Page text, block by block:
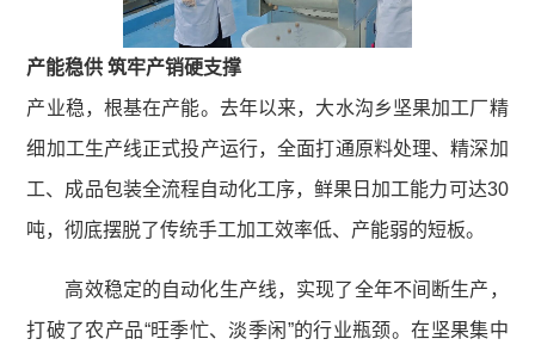
产能稳供 筑牢产销硬支撑
产业稳，根基在产能。去年以来，大水沟乡坚果加工厂精
细加工生产线正式投产运行，全面打通原料处理、精深加
工、成品包装全流程自动化工序，鲜果日加工能力可达30
吨，彻底摆脱了传统手工加工效率低、产能弱的短板。
高效稳定的自动化生产线，实现了全年不间断生产，
打破了农产品“旺季忙、淡季闲”的行业瓶颈。在坚果集中